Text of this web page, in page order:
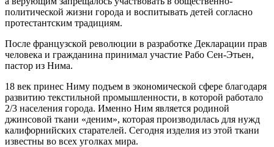
политической жизни города и воспитывать детей согласно
протестантским традициям.
После французской революции в разработке Декларации прав
человека и гражданина принимал участие Рабо Сен-Этьен,
пастор из Нима.
18 век принес Ниму подъем в экономической сфере благодаря
развитию текстильной промышленности, в которой работало
2/3 населения города. Именно Ним является родиной
джинсовой ткани «деним», которая производилась для нужд
калифорнийских старателей. Сегодня изделия из этой ткани
известны во всех уголках мира.